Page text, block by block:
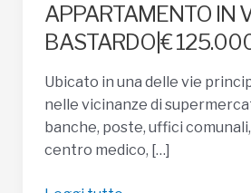
APPARTAMENTO IN
BASTARDO|€
Ubicato in una delle vie
nelle vicinanze di
banche, poste, uffici
centro medico, […]